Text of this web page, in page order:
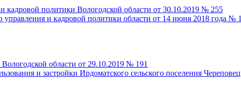
кадровой политики Вологодской области от 30.10.2019 № 255
и кадровой политики области от 14 июня 2018 года №
области от 29.10.2019 № 191
и застройки Ирдоматского сельского поселения